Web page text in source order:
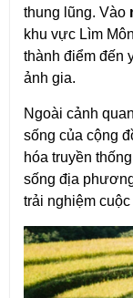
thung lũng. Vào
khu vực Lìm
thành điểm đến
ảnh gia.
Ngoài cảnh
sống của cộng
hóa truyền
sống địa
trải nghiệm